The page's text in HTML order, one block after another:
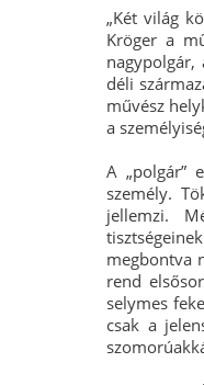
„Két világ
Kröger a
nagypolgár,
déli
művész
a
A „polgár”
személy.
jellemzi.
megbontva
rend
selymes
csak a